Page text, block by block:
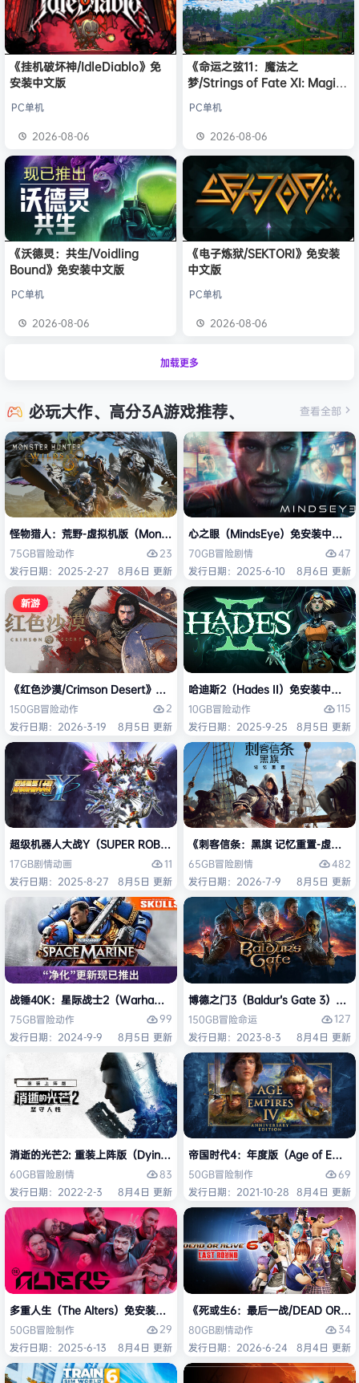
《挂机破坏神/IdleDiablo》免
安装中文版
PC单机
2026-08-06
《命运之弦11：魔法之
梦/Strings of Fate XI: Magic
PC单机
2026-08-06
《沃德灵：共生/Voidling
Bound》免安装中文版
PC单机
2026-08-06
《电子炼狱/SEKTORI》免安装
中文版
PC单机
2026-08-06
加载更多
必玩大作、高分3A游戏推荐、 查看全部
怪物猎人：荒野-虚拟机版（Monster Hunter Wilds HYPERVISOR）免安
75GB冒险动作
23
发行日期：2025-2-27
8月6日 更新
心之眼（MindsEye）免安装中文版
70GB冒险剧情
47
发行日期：2025-6-10
8月6日 更新
新游
《红色沙漠/Crimson Desert》免安装中文版
150GB冒险动作
2
发行日期：2026-3-19
8月5日 更新
哈迪斯2（Hades II）免安装中文版
10GB冒险动作
115
发行日期：2025-9-25
8月5日 更新
超级机器人大战Y（SUPER ROBOT WARS Y）免安装中文版
17GB剧情动画
11
发行日期：2025-8-27
8月5日 更新
《刺客信条：黑旗 记忆重置-虚拟
65GB冒险剧情
482
发行日期：2026-7-9
8月5日 更新
战锤40K：星际战士2（Warhammer 40,000: Space Marine 2）免安装
75GB冒险动作
99
发行日期：2024-9-9
8月5日 更新
博德之门3（Baldur’s Gate 3）免安
150GB冒险命运
127
发行日期：2023-8-3
8月4日 更新
消逝的光芒2: 重装上阵版（Dying Light 2 Stay Human: Reloaded
60GB冒险剧情
83
发行日期：2022-2-3
8月4日 更新
帝国时代4：年度版（Age of
50GB冒险制作
69
发行日期：2021-10-28 8月4日 更新
多重人生（The Alters）免安装中文版
50GB冒险制作
29
发行日期：2025-6-13
8月4日 更新
《死或生6：最后一战/DEAD OR
80GB剧情动作
34
发行日期：2026-6-24
8月4日 更新